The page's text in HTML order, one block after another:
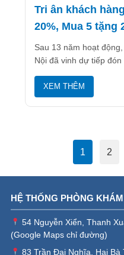
Tri ân khách
20%, Mua 5 tặng
Sau 13 năm hoạt
Nội đã vinh dự tiếp
XEM THÊM
1 2
HỆ THỐNG PHÒNG
54 Nguyễn Xiển, Thanh
(Google Maps chỉ đường)
83 Trần Đại Nghĩa, Hai Bà